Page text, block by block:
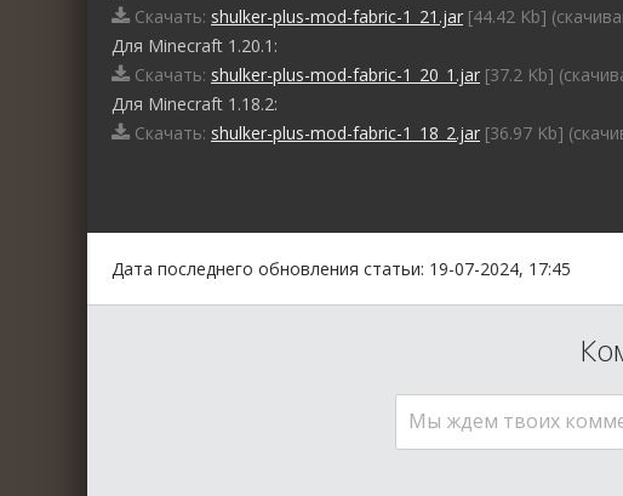
Скачать: shulker-plus-mod-fabric-1_21.jar [44.42 Kb]
Для Minecraft 1.20.1:
Скачать: shulker-plus-mod-fabric-1_20_1.jar [37.2 Kb]
Для Minecraft 1.18.2:
Скачать: shulker-plus-mod-fabric-1_18_2.jar [36.97 Kb]
Дата последнего обновления статьи: 19-07-2024, 17:45
Мы ждем твоих